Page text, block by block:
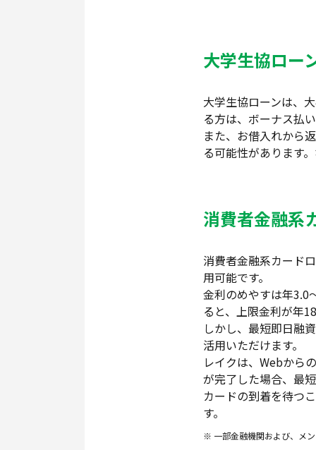
大学生協ロー
大学生協ローンは、
る方は、ボーナス払
また、お借入れから
る可能性があります
消費者金融系
消費者金融系カード
用可能です。
金利のめやすは年3.0
ると、上限金利が年
しかし、最短即日融
活用いただけます。
レイクは、Webから
が完了した場合、最
カードの到着を待つ
す。
一部金融機関および、メ